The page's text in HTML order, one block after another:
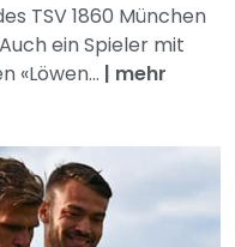
TSV 1860 München
ein Spieler mit
«Löwen... | mehr